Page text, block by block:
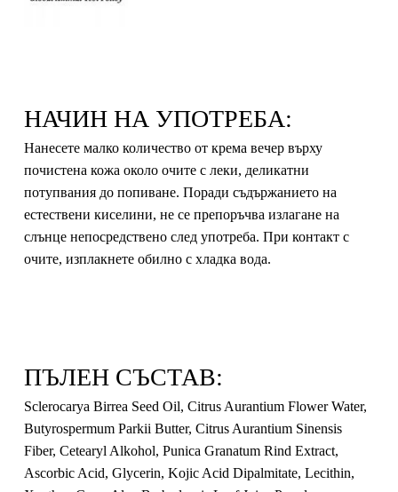
НАЧИН НА УПОТРЕБА:
Нанесете малко количество от крема вечер върху
почистена кожа около очите с леки, деликатни
потупвания до попиване. Поради съдържанието на
естествени киселини, не се препоръчва излагане на
слънце непосредствено след употреба. При контакт с
очите, изплакнете обилно с хладка вода.
ПЪЛЕН СЪСТАВ:
Sclerocarya Birrea Seed Oil, Citrus Aurantium Flower Water,
Butyrospermum Parkii Butter, Citrus Aurantium Sinensis
Fiber, Cetearyl Alkohol, Punica Granatum Rind Extract,
Ascorbic Acid, Glycerin, Kojic Acid Dipalmitate, Lecithin,